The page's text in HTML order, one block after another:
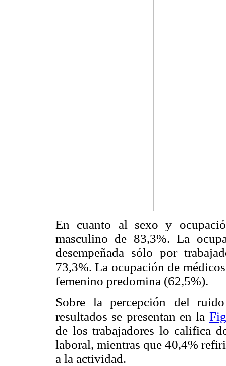
En cuanto al sexo y
masculino de 83,3%. La
desempeñada sólo por
73,3%. La ocupación de
femenino predomina (62,5%).
Sobre la percepción del
resultados se presentan en la
de los trabajadores lo califica
laboral, mientras que 40,4%
a la actividad.